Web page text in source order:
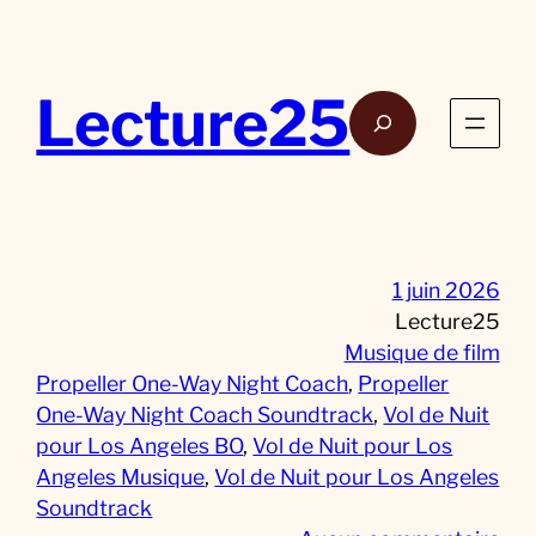
Lecture25Rech
1 juin 2026
Lecture25
Musique de film
Propeller One-Way Night Coach, Propeller
One-Way Night Coach Soundtrack, Vol de Nuit
pour Los Angeles BO, Vol de Nuit pour Los
Angeles Musique, Vol de Nuit pour Los Angeles
Soundtrack